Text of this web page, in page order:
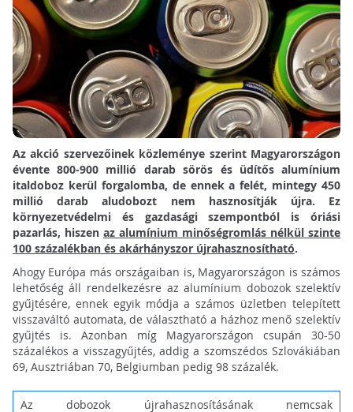
Az akció szervezőinek közleménye szerint Magyarországon
évente 800-900 millió darab sörös és üdítős alumínium
italdoboz kerül forgalomba, de ennek a felét, mintegy 450
millió darab aludobozt nem hasznosítják újra. Ez
környezetvédelmi és gazdasági szempontból is óriási
pazarlás, hiszen az alumínium minőségromlás nélkül szinte
100 százalékban és akárhányszor újrahasznosítható.
Ahogy Európa más országaiban is, Magyarországon is számos
lehetőség áll rendelkezésre az alumínium dobozok szelektív
gyűjtésére, ennek egyik módja a számos üzletben telepített
visszaváltó automata, de választható a házhoz menő szelektív
gyűjtés is. Azonban míg Magyarországon csupán 30-50
százalékos a visszagyűjtés, addig a szomszédos Szlovákiában
69, Ausztriában 70, Belgiumban pedig 98 százalék.
Az dobozok újrahasznosításának nemcsak